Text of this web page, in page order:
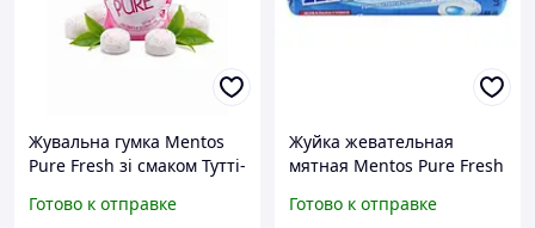
Жувальна гумка Mentos
Pure Fresh зі смаком Тутті-
Готово к отправке
Жуйка жевательная
мятная Mentos Pure Fresh
Готово к отправке